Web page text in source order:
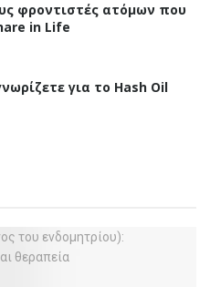
φροντιστές ατόμων που
in Life
για το Hash Oil